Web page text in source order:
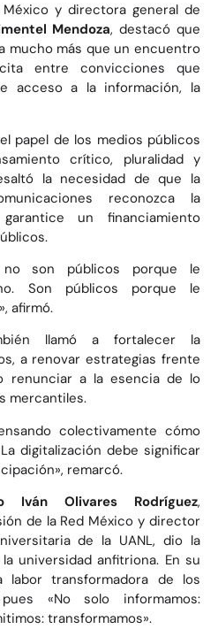
y directora general de
Mendoza, destacó que
mucho más que un encuentro
entre convicciones que
acceso a la información, la
papel de los medios públicos
crítico, pluralidad y
la necesidad de que la
reconozca la
un financiamiento
no son públicos porque le
Son públicos porque le
afirmó.
llamó a fortalecer la
a renovar estrategias frente
renunciar a la esencia de lo
mercantiles.
colectivamente cómo
digitalización debe significar
remarcó.
Iván Olivares Rodríguez,
de la Red México y director
de la UANL, dio la
universidad anfitriona. En su
labor transformadora de los
«No solo informamos:
transformamos».